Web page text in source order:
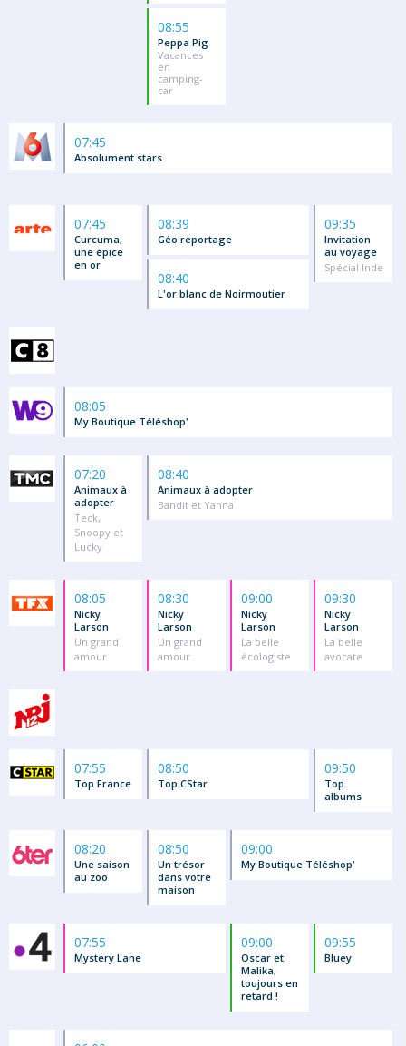
08:55
Peppa Pig
Vacances
en
camping-
car
07:45
Absolument stars
07:45
Curcuma,
une épice
en or
08:39
Géo reportage
08:40
L'or blanc de Noirmoutier
09:35
Invitation
au voyage
Spécial Inde
08:05
My Boutique Téléshop'
07:20
Animaux à
adopter
Teck,
Snoopy et
Lucky
08:40
Animaux à adopter
Bandit et Yanna
08:05
Nicky
Larson
Un grand
amour
08:30
Nicky
Larson
Un grand
amour
09:00
Nicky
Larson
La belle
écologiste
09:30
Nicky
Larson
La belle
avocate
07:55
Top France
08:50
Top CStar
09:50
Top
albums
08:20
Une saison
au zoo
08:50
Un trésor
dans votre
maison
09:00
My Boutique Téléshop'
07:55
Mystery Lane
09:00
Oscar et
Malika,
toujours en
retard !
09:55
Bluey